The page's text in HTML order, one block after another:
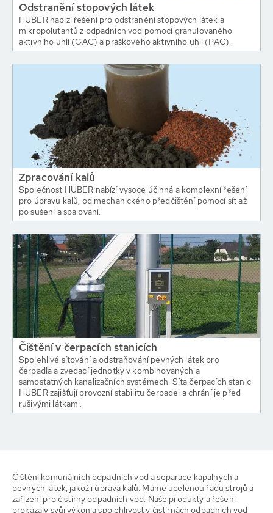
Odstranění stopových látek
HUBER nabízí řešení pro odstranění stopových látek a
mikropolutantů z odpadních vod pomocí granulovaného
aktivního uhlí (GAC) a práškového aktivního uhlí (PAC).
Zpracování kalů
Společnost HUBER nabízí vysoce účinná a komplexní řešení
pro úpravu kalů, od mechanického předčištění pomocí sít až
po sušení a spalování.
Čištění v čerpacích stanicích
Spolehlivé sítování a odstraňování pevných látek pro
čerpadla a zvedací jednotky v kombinovaných a
samostatných kanalizačních systémech. Síta čerpacích stanic
HUBER zajišťují provozní stabilitu čerpadel a chrání je před
rušivými látkami.
Čištění komunálních odpadních vod a separace kapalných a
pevných látek, jakož i úprava kalů. Máme ucelenou řadu strojů a
zařízení pro čistírny odpadních vod. Naše produkty a řešení
prokázaly svůj výkon a spolehlivost v čistírnách odpadních vod